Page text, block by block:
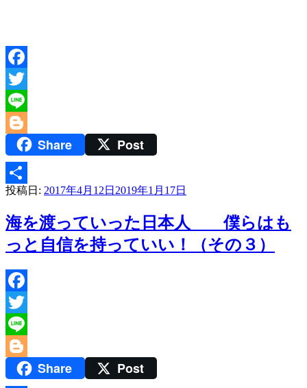
Facebook
Twitter
Line
BloggerShare Post
共
有
投稿日: 2017年4月12日 2019年1月17日
海を渡っていった日本人 僕らはも
っと自信を持っていい！（その３）
Facebook
Twitter
Line
BloggerShare Post